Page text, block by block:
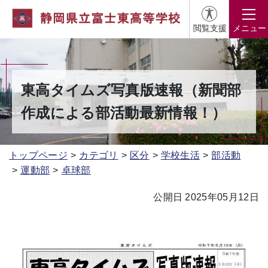
閲覧支援 メニュー
東高タイムズ写真版速報（新聞部
作成による部活動最新情報！）
トップページ カテゴリ 区分 学校生活
部活動
運動部
卓球部
公開日 2025年05月12日